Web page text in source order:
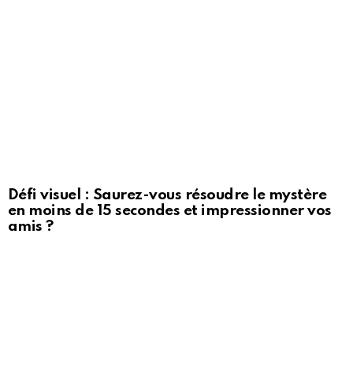
Défi visuel : Saurez-vous résoudre le mystère
en moins de 15 secondes et impressionner vos
amis ?